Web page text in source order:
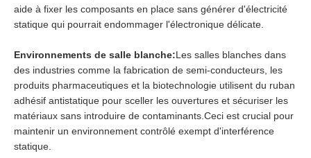
aide à fixer les composants en place sans générer d'électricité
statique qui pourrait endommager l'électronique délicate.
Environnements de salle blanche:Les salles blanches dans
des industries comme la fabrication de semi-conducteurs, les
produits pharmaceutiques et la biotechnologie utilisent du ruban
adhésif antistatique pour sceller les ouvertures et sécuriser les
matériaux sans introduire de contaminants.Ceci est crucial pour
maintenir un environnement contrôlé exempt d'interférence
statique.